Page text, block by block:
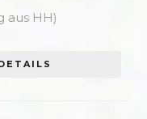
aus HH)